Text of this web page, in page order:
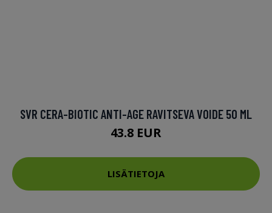
SVR CERA-BIOTIC ANTI-AGE RAVITSEVA VOIDE 50 ML
43.8 EUR
LISÄTIETOJA